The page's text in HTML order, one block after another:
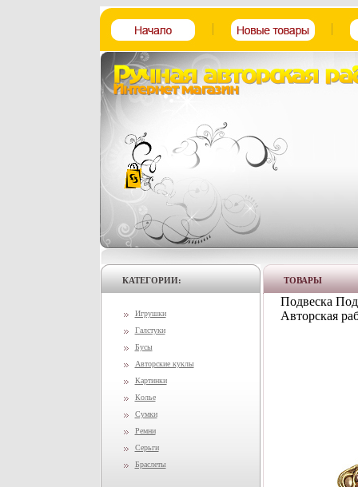
КАТЕГОРИИ:
Игрушки
Галстуки
Бусы
Авторские куклы
Картинки
Колье
Сумки
Ремни
Серьги
Браслеты
ТОВАРЫ
Подвеска
Авторская